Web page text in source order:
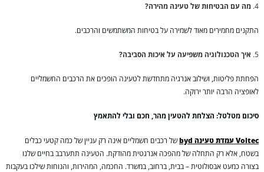
מה עם הבטיחות של טעינה מהירה?
התקנים מחמירים מאוד לשמירה על בטיחות המשתמשים והרכבים.
איך הטכנולוגיה משפיעה על איכות הסביבה?
הפחתת פליטות, ושילוב אנרגיה מתחדשת לטעינה הופכים את הרכבים החשמליים
לאופציה הרבה יותר ירוקה.
סיכום מטלטל: הצלחת להטעין מהר, חכם ובלי להתאמץ
Voltec עמדת טעינה byd
של רכבים חשמליים אינה רק עניין של כמה קטעי כבלים
בשטח, אלא רק התחלה של מהפכה אנרגטית מהודקת. הטעינה תתערבב בחיים שלנו
בצורה כמעט אבסולוטית – בבית, ברחוב, במשרד. החכמה, המהירות, והנוחות שילכו בעקבות